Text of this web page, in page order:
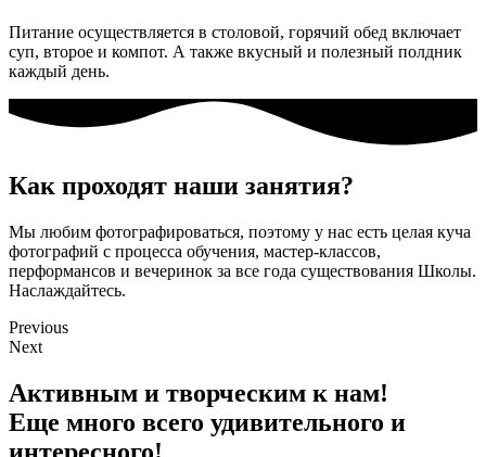
Питание осуществляется в столовой, горячий обед включает
суп, второе и компот. А также вкусный и полезный полдник
каждый день.
Как проходят наши занятия?
Мы любим фотографироваться, поэтому у нас есть целая куча
фотографий с процесса обучения, мастер-классов,
перформансов и вечеринок за все года существования Школы.
Наслаждайтесь.
Previous
Next
Активным и творческим к нам!
Еще много всего удивительного и
интересного!